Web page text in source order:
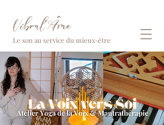
Vibral'Âme
Le son au service du mieux-être